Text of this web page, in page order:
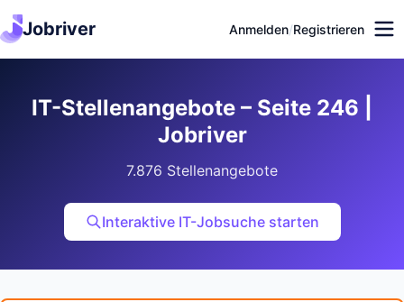
Jobriver Anmelden/Registrieren
IT-Stellenangebote – Seite 246 |
Jobriver
7.876 Stellenangebote
Interaktive IT-Jobsuche starten